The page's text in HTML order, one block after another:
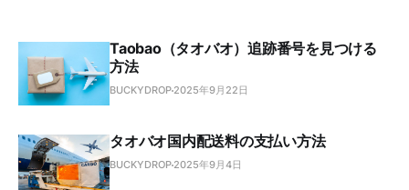
Taobao（タオバオ）追跡番号を見つける
方法
BUCKYDROP 2025年9月22日
タオバオ国内配送料の支払い方法
BUCKYDROP 2025年9月4日